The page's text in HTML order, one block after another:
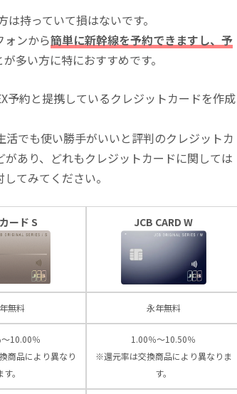
持っていて損はないです。
ンから簡単に新幹線を予約できますし、予
多い方に特におすすめです。
予約と提携しているクレジットカードを作成
でも使い勝手がいいと評判のクレジットカ
があり、どれもクレジットカードに関しては
てみてください。
ード S JCB CARD W
無料 永年無料
10.00％
商品により異なり
す。
1.00％～10.50％
※還元率は交換商品により異なりま
す。